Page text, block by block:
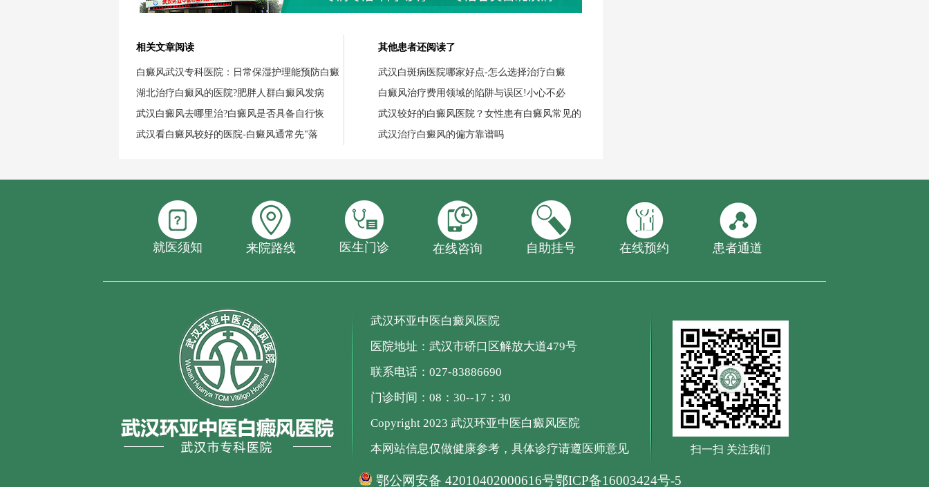
相关文章阅读
白癜风武汉专科医院：日常保湿护理能预防白癜
湖北治疗白癜风的医院?肥胖人群白癜风发病
武汉白癜风去哪里治?白癜风是否具备自行恢
武汉看白癜风较好的医院-白癜风通常先"落
其他患者还阅读了
武汉白斑病医院哪家好点-怎么选择治疗白癜
白癜风治疗费用领域的陷阱与误区!小心不必
武汉较好的白癜风医院？女性患有白癜风常见的
武汉治疗白癜风的偏方靠谱吗
就医须知 来院路线 医生门诊 在线咨询 自助挂号 在线预约 患者通道
武汉环亚中医白癜风医院
医院地址：武汉市硚口区解放大道479号
联系电话：027-83886690
门诊时间：08：30--17：30
Copyright 2023 武汉环亚中医白癜风医院
本网站信息仅做健康参考，具体诊疗请遵医师意见
扫一扫 关注我们
鄂公网安备 42010402000616号鄂ICP备16003424号-5